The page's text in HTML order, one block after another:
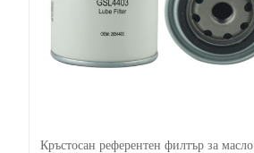
Кръстосан референтен филтър за